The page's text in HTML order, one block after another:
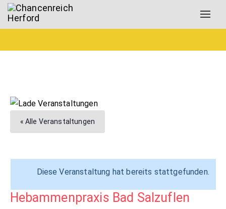
« Alle Veranstaltungen
Diese Veranstaltung hat bereits stattgefunden.
Hebammenpraxis Bad Salzuflen